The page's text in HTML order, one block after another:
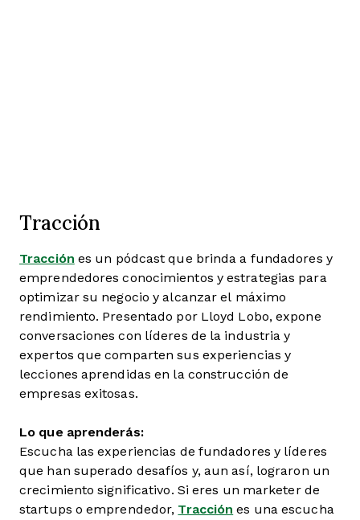
Tracción
Tracción es un pódcast que brinda a fundadores y
emprendedores conocimientos y estrategias para
optimizar su negocio y alcanzar el máximo
rendimiento. Presentado por Lloyd Lobo, expone
conversaciones con líderes de la industria y
expertos que comparten sus experiencias y
lecciones aprendidas en la construcción de
empresas exitosas.
Lo que aprenderás:
Escucha las experiencias de fundadores y líderes
que han superado desafíos y, aun así, lograron un
crecimiento significativo. Si eres un marketer de
startups o emprendedor, Tracción es una escucha